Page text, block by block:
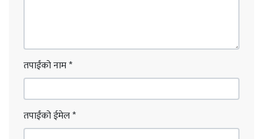
तपाईंको नाम*
तपाईंको ईमेल*